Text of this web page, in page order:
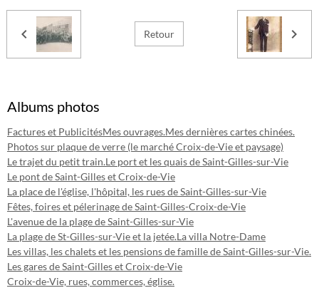
Retour
Albums photos
Factures et PublicitésMes ouvrages.Mes dernières cartes chinées.
Photos sur plaque de verre (le marché Croix-de-Vie et paysage)
Le trajet du petit train.Le port et les quais de Saint-Gilles-sur-Vie
Le pont de Saint-Gilles et Croix-de-Vie
La place de l'église, l'hôpital, les rues de Saint-Gilles-sur-Vie
Fêtes, foires et pélerinage de Saint-Gilles-Croix-de-Vie
L'avenue de la plage de Saint-Gilles-sur-Vie
La plage de St-Gilles-sur-Vie et la jetée.La villa Notre-Dame
Les villas, les chalets et les pensions de famille de Saint-Gilles-sur-Vie.
Les gares de Saint-Gilles et Croix-de-Vie
Croix-de-Vie, rues, commerces, église.